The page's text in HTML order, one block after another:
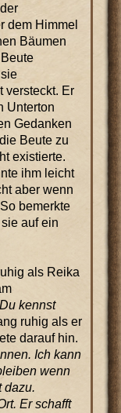
dem Himmel
Bäumen
versteckt. Er
Unterton
Gedanken
Beute zu
existierte.
ihm leicht
aber wenn
bemerkte
auf ein
als Reika
kennst
ruhig als er
darauf hin.
Ich kann
wenn
dazu.
Er schafft